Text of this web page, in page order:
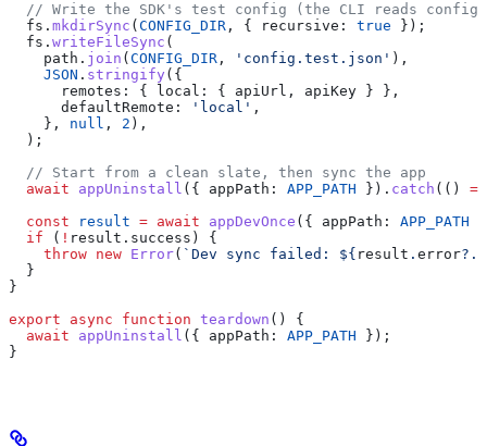
// Write the SDK's test config (the CLI reads
  fs
. mkdirSync ( CONFIG_DIR , { recursive: true });
  fs
. writeFileSync (
    path
. join ( CONFIG_DIR , 'config.test.json' ),
    JSON
. stringify ({
      remotes:
{ local: { apiUrl , apiKey } },
      defaultRemote:
'local' ,
    },
null , 2 ),
  );
  // Start from a clean slate, then sync the app
  await
appUninstall ({ appPath: APP_PATH }). catch (() =>
  const
result = await appDevOnce ({ appPath: APP_PATH
  if
( ! result . success ) {
    throw
new Error( `Dev sync failed: ${ result . error?.
  }
}
export async function teardown () {
  await
appUninstall ({ appPath: APP_PATH });
}